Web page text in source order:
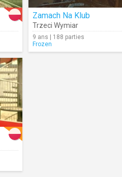
Zamach Na Klub
Trzeci Wymiar
9 ans | 188 parties
Frozen